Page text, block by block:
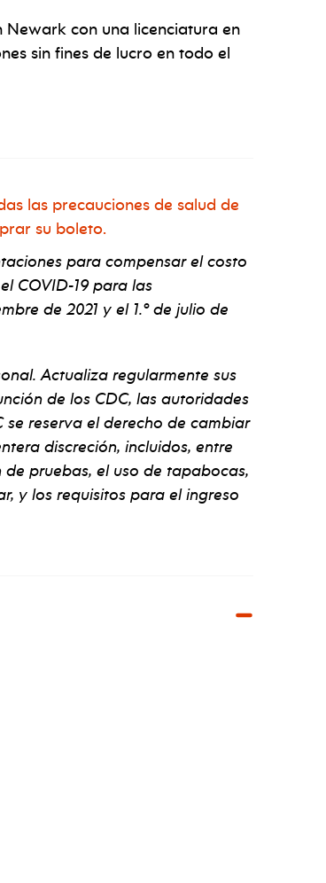
Newark con una licenciatura en
sin fines de lucro en todo el
las precauciones de salud de
su boleto.
para compensar el costo
COVID-19 para las
de 2021 y el 1.º de julio de
Actualiza regularmente sus
de los CDC, las autoridades
se reserva el derecho de cambiar
discreción, incluidos, entre
pruebas, el uso de tapabocas,
y los requisitos para el ingreso